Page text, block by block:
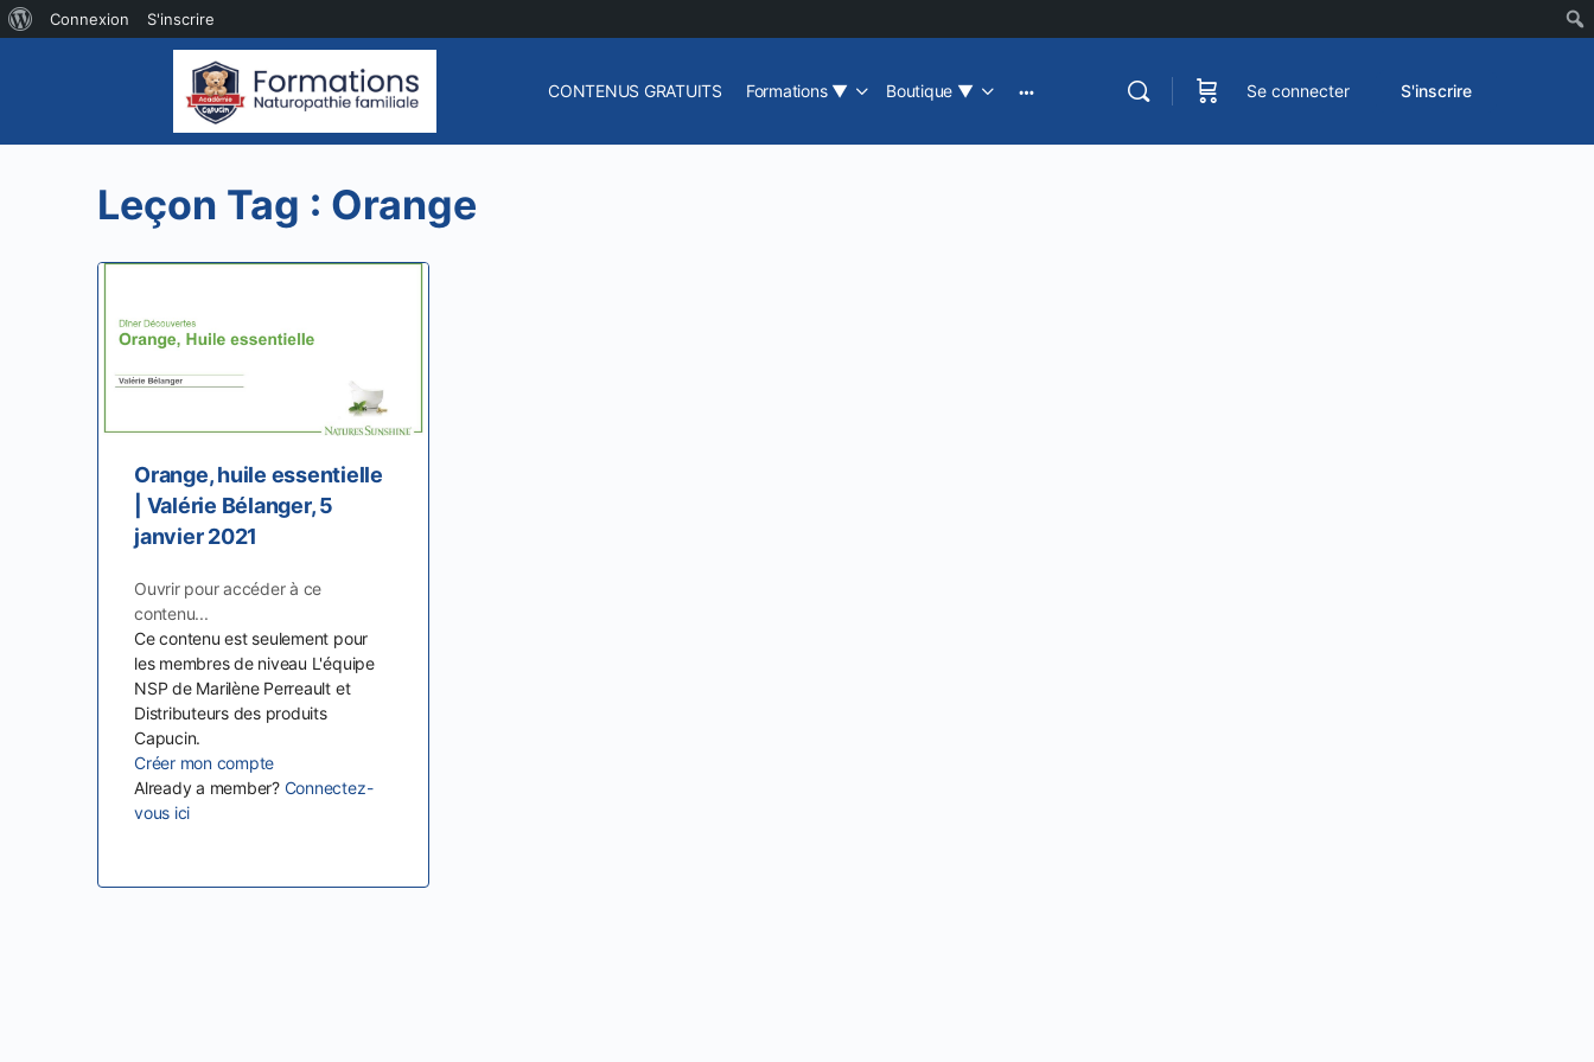
Connexion S'inscrire
CONTENUS GRATUITS Formations ▼ Boutique ▼ Se connecter S'inscrire
Leçon Tag : Orange
Orange, huile essentielle
| Valérie Bélanger, 5
janvier 2021
Ouvrir pour accéder à ce
contenu...
Ce contenu est seulement pour
les membres de niveau L'équipe
NSP de Marilène Perreault et
Distributeurs des produits
Capucin.
Créer mon compte
Already a member? Connectez-
vous ici